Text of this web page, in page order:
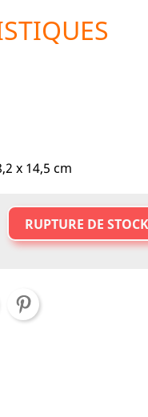
x 14,5 cm
RUPTURE DE STOCK